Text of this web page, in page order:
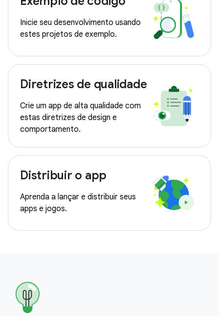
Inicie seu desenvolvimento usando
estes projetos de exemplo.
Diretrizes de qualidade
Crie um app de alta qualidade com
estas diretrizes de design e
comportamento.
Distribuir o app
Aprenda a lançar e distribuir seus
apps e jogos.